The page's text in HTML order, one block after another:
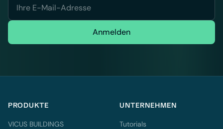
Anmelden
PRODUKTE
VICUS BUILDINGS
UNTERNEHMEN
Tutorials